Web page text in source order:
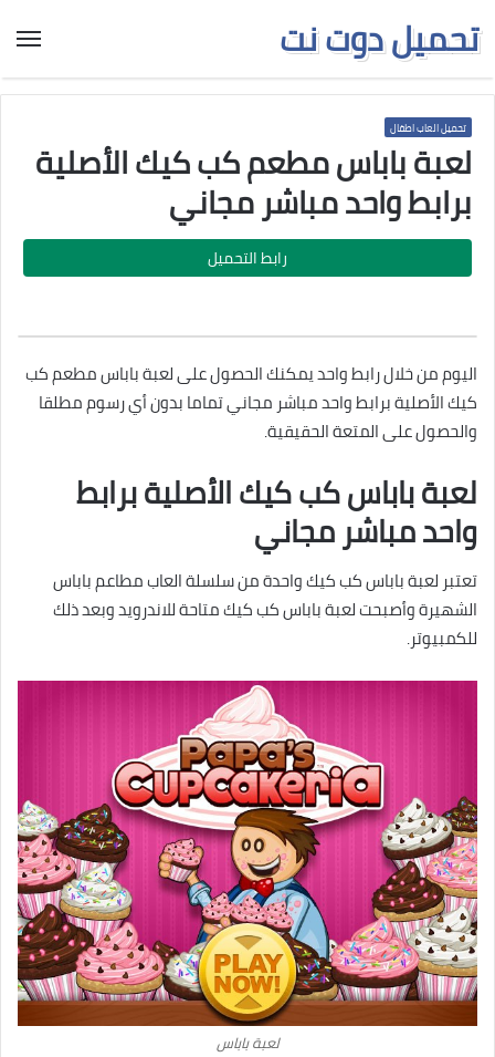
تحميل دوت نت
تحميل العاب اطفال
لعبة باباس مطعم كب كيك الأصلية
برابط واحد مباشر مجاني
رابط التحميل
اليوم من خلال رابط واحد يمكنك الحصول على لعبة باباس مطعم كب
كيك الأصلية برابط واحد مباشر مجاني تماما بدون أي رسوم مطلقا
والحصول على المتعة الحقيقية.
لعبة باباس كب كيك الأصلية برابط
واحد مباشر مجاني
تعتبر لعبة باباس كب كيك واحدة من سلسلة العاب مطاعم باباس
الشهيرة وأصبحت لعبة باباس كب كيك متاحة للاندرويد وبعد ذلك
للكمبيوتر.
لعبة باباس